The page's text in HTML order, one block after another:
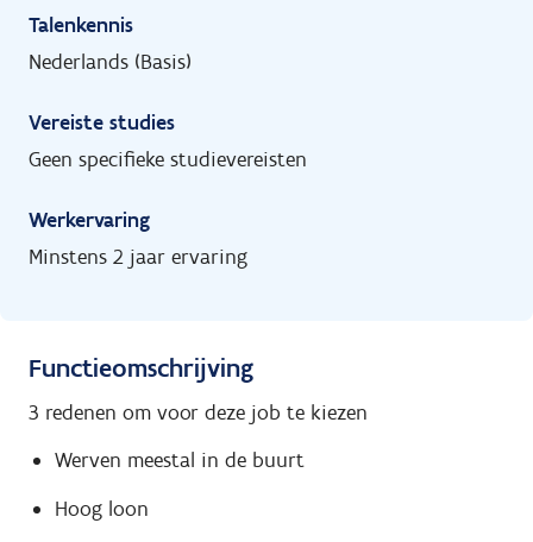
Talenkennis
Nederlands (Basis)
Vereiste studies
Geen specifieke studievereisten
Werkervaring
Minstens 2 jaar ervaring
Functieomschrijving
3 redenen om voor deze job te kiezen
Werven meestal in de buurt
Hoog loon